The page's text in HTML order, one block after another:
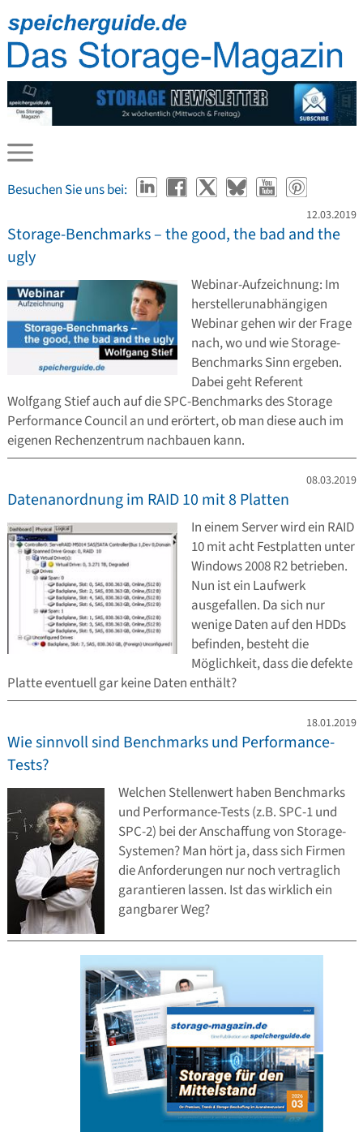
Besuchen Sie uns bei:
12.03.2019
Storage-Benchmarks – the good, the bad and the
ugly
Webinar-Aufzeichnung: Im
herstellerunabhängigen
Webinar gehen wir der Frage
nach, wo und wie Storage-
Benchmarks Sinn ergeben.
Dabei geht Referent
Wolfgang Stief auch auf die SPC-Benchmarks des Storage
Performance Council an und erörtert, ob man diese auch im
eigenen Rechenzentrum nachbauen kann.
08.03.2019
Datenanordnung im RAID 10 mit 8 Platten
In einem Server wird ein RAID
10 mit acht Festplatten unter
Windows 2008 R2 betrieben.
Nun ist ein Laufwerk
ausgefallen. Da sich nur
wenige Daten auf den HDDs
befinden, besteht die
Möglichkeit, dass die defekte
Platte eventuell gar keine Daten enthält?
18.01.2019
Wie sinnvoll sind Benchmarks und Performance-
Tests?
Welchen Stellenwert haben Benchmarks
und Performance-Tests (z.B. SPC-1 und
SPC-2) bei der Anschaffung von Storage-
Systemen? Man hört ja, dass sich Firmen
die Anforderungen nur noch vertraglich
garantieren lassen. Ist das wirklich ein
gangbarer Weg?